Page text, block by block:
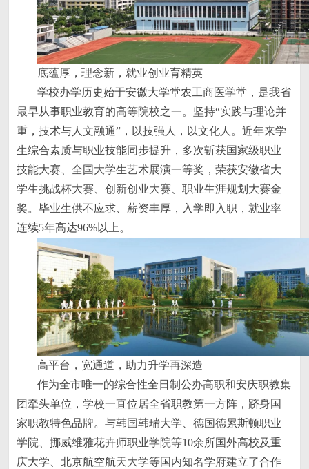
底蕴厚，理念新，就业创业育精英
学校办学历史始于安徽大学堂农工商医学堂，是我省
最早从事职业教育的高等院校之一。坚持“实践与理论并
重，技术与人文融通”，以技强人，以文化人。近年来学
生综合素质与职业技能同步提升，多次斩获国家级职业
技能大赛、全国大学生艺术展演一等奖，荣获安徽省大
学生挑战杯大赛、创新创业大赛、职业生涯规划大赛金
奖。毕业生供不应求、薪资丰厚，入学即入职，就业率
连续5年高达96%以上。
高平台，宽通道，助力升学再深造
作为全市唯一的综合性全日制公办高职和安庆职教集
团牵头单位，学校一直位居全省职教第一方阵，跻身国
家职教特色品牌。与韩国韩瑞大学、德国德累斯顿职业
学院、挪威维雅花卉师职业学院等10余所国外高校及重
庆大学、北京航空航天大学等国内知名学府建立了合作